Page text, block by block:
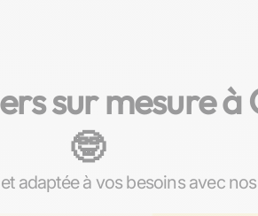
sur mesure à
🤓​
adaptée à vos besoins avec